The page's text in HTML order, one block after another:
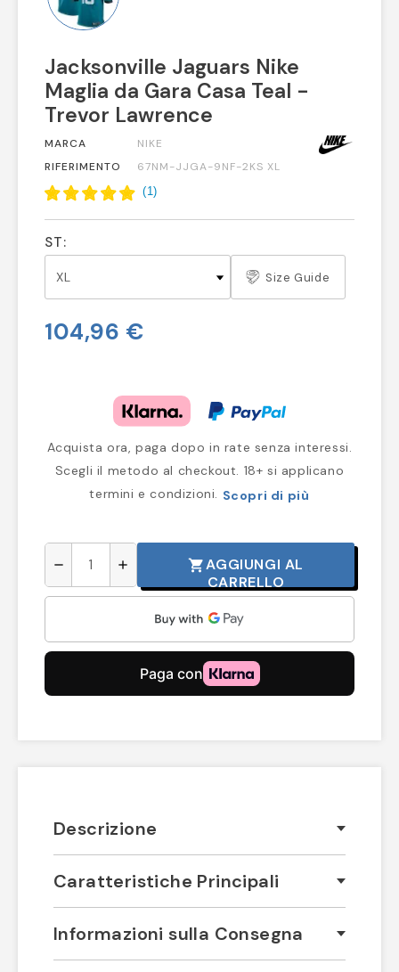
Jacksonville Jaguars Nike
Maglia da Gara Casa Teal -
Trevor Lawrence
MARCA
NIKE
RIFERIMENTO
67NM-JJGA-9NF-2KS XL
(1)
ST:
Size Guide
104,96 €
Acquista ora, paga dopo in rate senza interessi.
Scegli il metodo al checkout. 18+ si applicano
termini e condizioni. Scopri di più
remove add shopping_cartAGGIUNGI AL
CARRELLO
Descrizione
Caratteristiche Principali
Informazioni sulla Consegna